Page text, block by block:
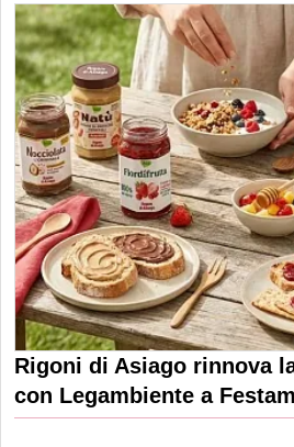
Rigoni di Asiago rinnova
con Legambiente a